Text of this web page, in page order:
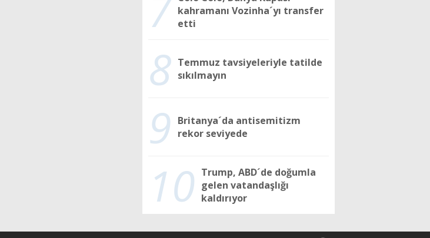
kahramanı Vozinha´yı transfer
etti
8 Temmuz tavsiyeleriyle tatilde
sıkılmayın
9
Britanya´da antisemitizm
rekor seviyede
10 Trump, ABD´de doğumla
gelen vatandaşlığı
kaldırıyor